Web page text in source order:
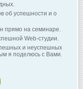
об успешности и о
прямо на семинаре.
Web-студии.
и неуспешных
я поделюсь с Вами.